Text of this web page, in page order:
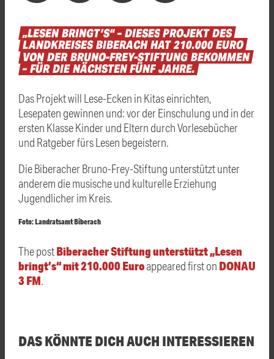
„LESENBRINGT’S“– DIESESPROJEKTDES
LANDKREISESBIBERACHHAT210.000EURO
VONDERBRUNO-FREY-STIFTUNG BEKOMMEN
– FÜRDIENÄCHSTENFÜNFJAHRE.
Das Projekt will Lese-Ecken in Kitas einrichten,
Lesepaten gewinnen und: vor der Einschulung und in der
ersten Klasse Kinder und Eltern durch Vorlesebücher
und Ratgeber fürs Lesen begeistern.
Die Biberacher Bruno-Frey-Stiftung unterstützt unter
anderem die musische und kulturelle Erziehung
Jugendlicher im Kreis.
Foto: Landratsamt Biberach
The postBiberacher Stiftung unterstützt „Lesen
bringt’s“ mit 210.000 Euroappeared first on DONAU
3 FM
DAS KÖNNTE DICH AUCH INTERESSIEREN